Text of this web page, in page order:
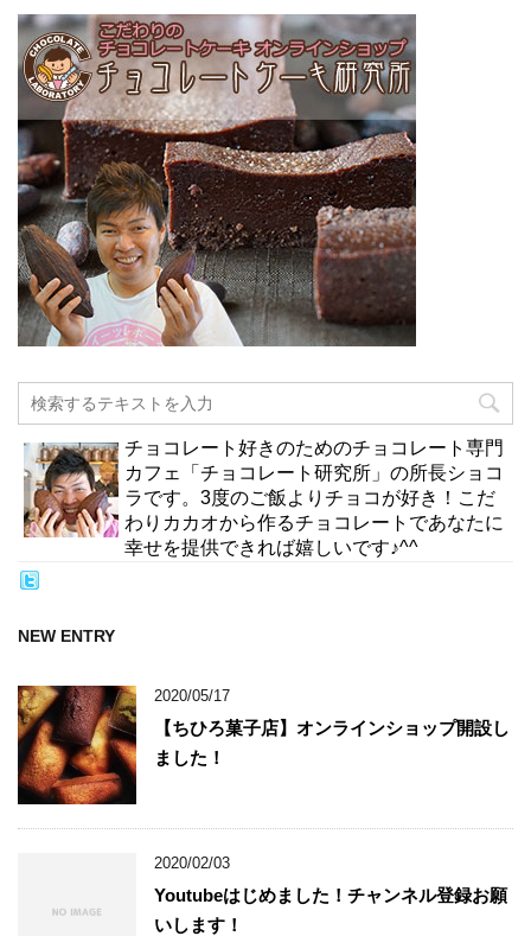
チョコレート好きのためのチョコレート専門
カフェ「チョコレート研究所」の所長ショコ
ラです。3度のご飯よりチョコが好き！こだ
わりカカオから作るチョコレートであなたに
幸せを提供できれば嬉しいです♪^^
NEW ENTRY
2020/05/17
【ちひろ菓子店】オンラインショップ開設し
ました！
2020/02/03
Youtubeはじめました！チャンネル登録お願
いします！